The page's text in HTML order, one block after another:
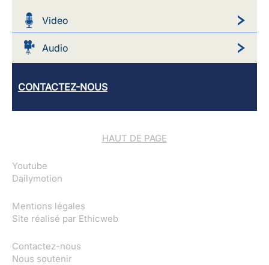
Video
Audio
CONTACTEZ-NOUS
HAUT DE PAGE
Youtube
Dailymotion
Mentions légales
Site réalisé par Ethicweb
Contactez-nous
Nous soutenir